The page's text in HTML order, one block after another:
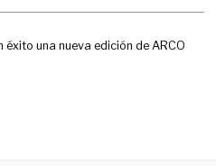
una nueva edición de ARCO